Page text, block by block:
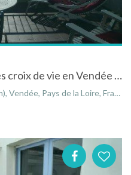
Studio face à la mer à St gilles croix de vie en Vendée vue panoramique sur la plage
Pays de la Loire, France